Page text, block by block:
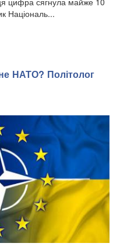
Національ...
НАТО? Політолог